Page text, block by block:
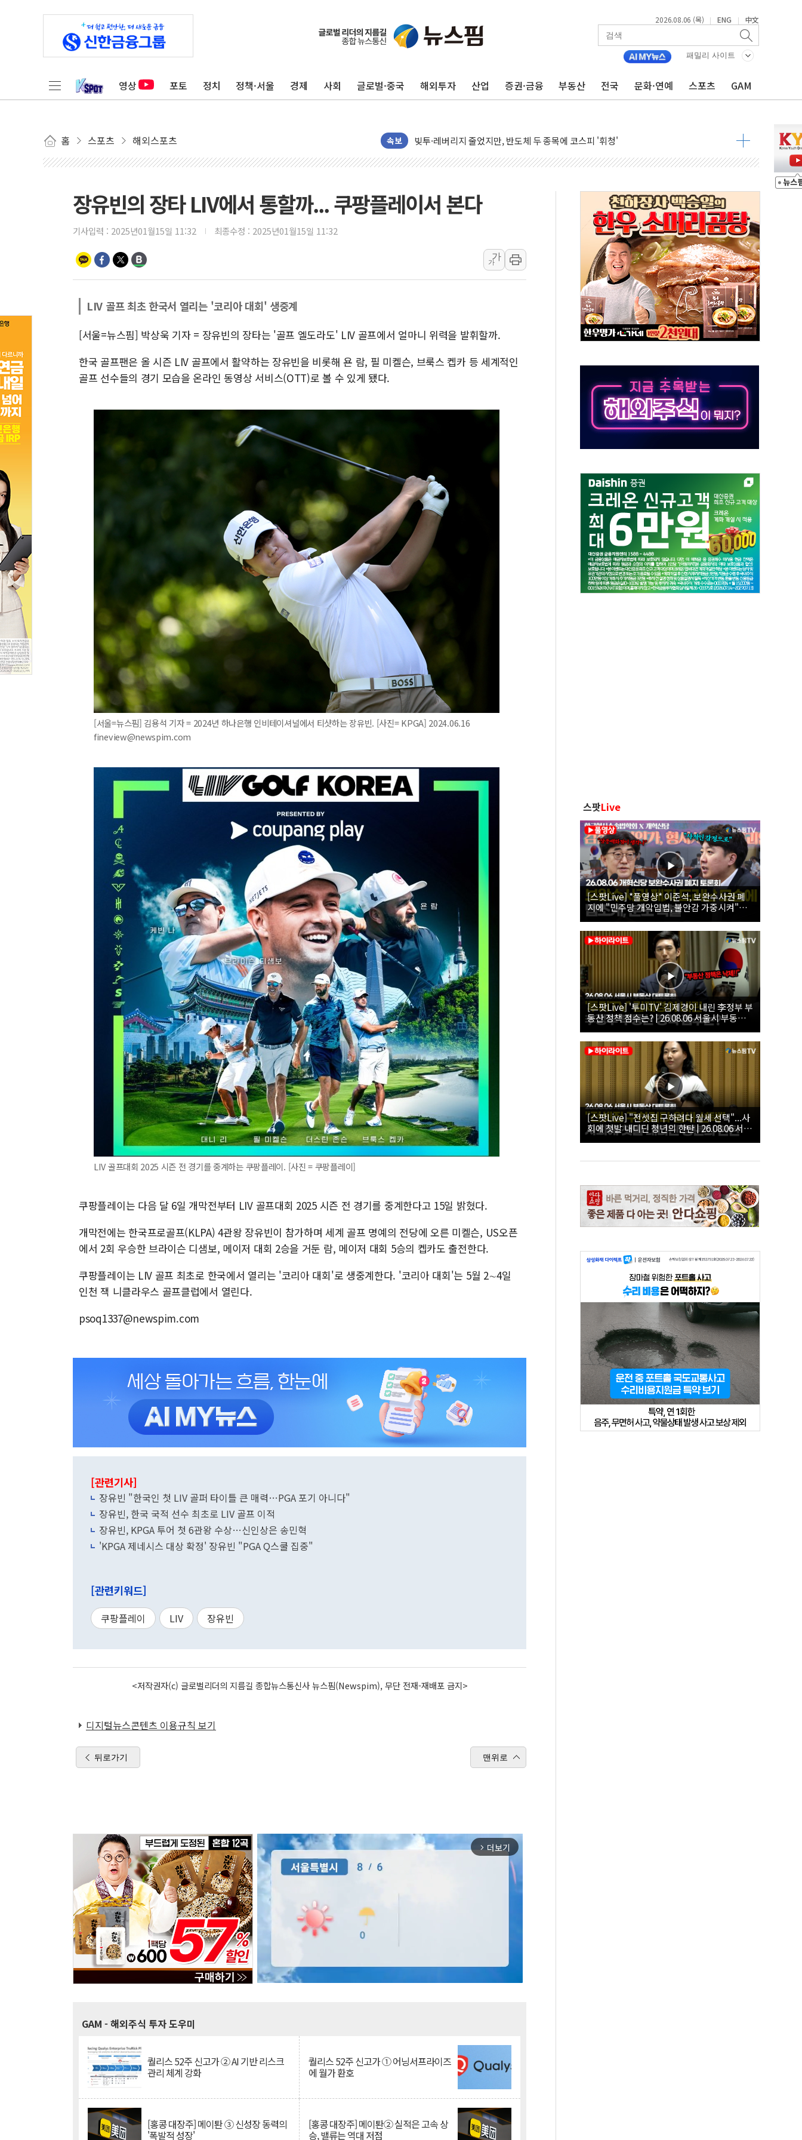
2026.08.06 (목) | ENG | 中文
패밀리 사이트
영상 포토 정치 정책·서울 경제 사회 글로벌·중국 해외투자 산업 증권·금융 부동산 전국 문화·연예 스포츠 GAM
홈 스포츠 해외스포츠 속보
구미 폐염산처리업체서 불 2시간30여분만에 진화...외국인 노동자 숨져
해군과 함께하는 '불금전파, 송정' 시즌2
강원도 폭염특보 11일째…온열질환·가축 피해 최소화 '총력 대응'
[르포] 39도 폭염 속 잠실 개표소 시위 '62일째'..."대부분 여기서 상주"
강원·전라권 폭염중대경보 확대…온열질환자 2665명·사망 23명
양주 가전제품 창고서 화재…차량 3대·건물 1동 전소
[2보] 북한, 원산서 동해상 단거리 탄도미사일 발사
법원, '관저 이전 봐주기 감사' 유병호 구속적부심 기각
성폭력 피해자 보호단체, 경찰수사개혁위에 보완수사권 폐지 우려 전달
우크라, 러 탄도미사일 공격에 속수무책… 패트리엇 미사일 지원, 작년의 3분의 1
"5.18은 북한 지령" 설교한 목사 불구속 송치
[종합] 특검, '양평' 원희룡 2차 조사…'당정대 회의' 한동훈·방기선 수사도 속도
[내일날씨] 절기상 '입추'에 폭염 절정…서울 한낮 39도
제천 바이오밸리 공장 옥상서 불…30여분 만에 진화
개혁신당 "민주, '盧 수사' 악연으로 형사사법 틀 바꿔…국민 불안감 가중"
CJ온스타일, 2분기 영업익 260억원…전년 比 21.2%↑
AI 연산은 포항, 전력 저장은 영광…지역펀드 9·10호 확정
장유빈의 장타 LIV에서 통할까... 쿠팡플레이서 본다
기사입력 : 2025년01월15일 11:32 최종수정 : 2025년01월15일 11:32
가
가
LIV 골프 최초 한국서 열리는 '코리아 대회' 생중계
[서울=뉴스핌] 박상욱 기자 = 장유빈의 장타는 '골프 엘도라도' LIV 골프에서 얼마니 위력을 발휘할까.
한국 골프팬은 올 시즌 LIV 골프에서 활약하는 장유빈을 비롯해 욘 람, 필 미켈슨, 브룩스 켑카 등 세계적인
골프 선수들의 경기 모습을 온라인 동영상 서비스(OTT)로 볼 수 있게 됐다.
[서울=뉴스핌] 김용석 기자 = 2024년 하나은행 인비테이셔널에서 티샷하는 장유빈. [사진= KPGA] 2024.06.16
fineview@newspim.com
LIV 골프대회 2025 시즌 전 경기를 중계하는 쿠팡플레이. [사진 = 쿠팡플레이]
쿠팡플레이는 다음 달 6일 개막전부터 LIV 골프대회 2025 시즌 전 경기를 중계한다고 15일 밝혔다.
개막전에는 한국프로골프(KLPA) 4관왕 장유빈이 참가하며 세계 골프 명예의 전당에 오른 미켈슨, US오픈
에서 2회 우승한 브라이슨 디샘보, 메이저 대회 2승을 거둔 람, 메이저 대회 5승의 켑카도 출전한다.
쿠팡플레이는 LIV 골프 최초로 한국에서 열리는 '코리아 대회'로 생중계한다. '코리아 대회'는 5월 2∼4일
인천 잭 니클라우스 골프클럽에서 열린다.
psoq1337@newspim.com
[관련기사]
장유빈 "한국인 첫 LIV 골퍼 타이틀 큰 매력…PGA 포기 아니다"
장유빈, 한국 국적 선수 최초로 LIV 골프 이적
장유빈, KPGA 투어 첫 6관왕 수상…신인상은 송민혁
'KPGA 제네시스 대상 확정' 장유빈 "PGA Q스쿨 집중"
[관련키워드]
쿠팡플레이 LIV 장유빈
<저작권자(c) 글로벌리더의 지름길 종합뉴스통신사 뉴스핌(Newspim), 무단 전재-재배포 금지>
디지털뉴스콘텐츠 이용규칙 보기
뒤로가기 맨위로
arrow_forward_ios 더보기
GAM - 해외주식 투자 도우미
퀄리스 52주 신고가 ② AI 기반 리스크
관리 체계 강화
퀄리스 52주 신고가 ① 어닝서프라이즈
에 월가 환호
[홍콩 대장주] 메이퇀 ③ 신성장 동력의
'폭발적 성장'
[홍콩 대장주] 메이퇀② 실적은 고속 상
승, 밸류는 역대 저점
스팟Live
[스팟Live] *풀영상* 이준석, 보완수사권 폐
지에 "민주당 개악입법, 불안감 가중시켜"｜
26.08.06 개혁신당 보완수사권 폐지 토론회
[스팟Live] '투미TV' 김제경이 내린 李정부 부
동산 정책 점수는? | 26.08.06 서울시 부동산
대토론회
[스팟Live] "전셋집 구하려다 월세 선택"...사
회에 첫발 내디딘 청년의 한탄 | 26.08.06 서울
시 부동산 대토론회